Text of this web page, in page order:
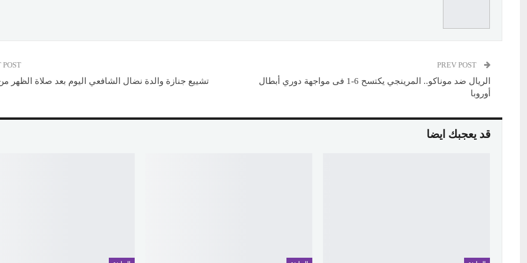
الريال ضد موناكو.. المرينجي يكتسح 6-1 فى مواجهة دوري أبطال
أوروبا
POST
تشييع جنازة والدة نضال الشافعي اليوم بعد صلاة الظهر من 6
قد يعجبك ايضا